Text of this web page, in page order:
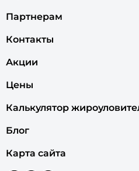
Партнерам
Контакты
Акции
Цены
Калькулятор
Блог
Карта сайта